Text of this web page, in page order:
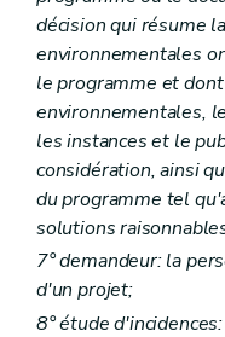
Art. D 89
Art. D 90
Art. D 91
Art. D 92
Partie VII . - Responsabilité
Titre premier
Art. D93
Titre II
Art. D94
Titre III
Art. D95
Art. D96
Art. D97
Titre IV
décision qui résume
environnementales
le programme et
environnementales,
les instances et le
considération, ainsi
du programme tel
solutions
7° demandeur: la
d'un projet;
8° étude